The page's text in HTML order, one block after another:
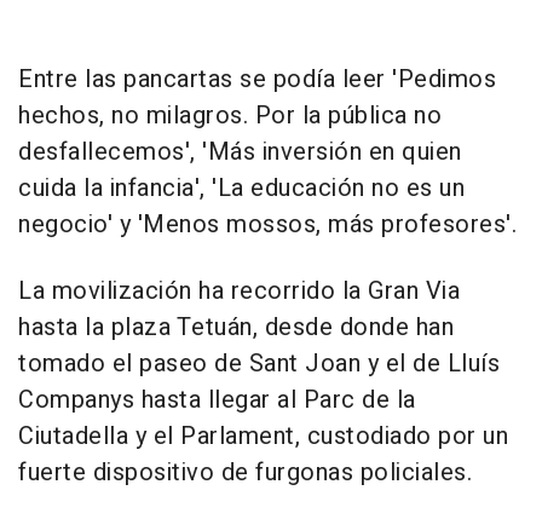
Entre las pancartas se podía leer 'Pedimos
hechos, no milagros. Por la pública no
desfallecemos', 'Más inversión en quien
cuida la infancia', 'La educación no es un
negocio' y 'Menos mossos, más profesores'.
La movilización ha recorrido la Gran Via
hasta la plaza Tetuán, desde donde han
tomado el paseo de Sant Joan y el de Lluís
Companys hasta llegar al Parc de la
Ciutadella y el Parlament, custodiado por un
fuerte dispositivo de furgonas policiales.